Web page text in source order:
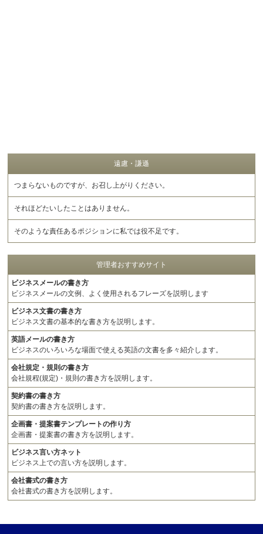
遠慮・謙遜
つまらないものですが、お召し上がりください。
それほどたいしたことはありません。
そのような責任あるポジションに私では役不足です。
管理者おすすめサイト
ビジネスメールの書き方
ビジネスメールの文例、よく使用されるフレーズを説明します
ビジネス文書の書き方
ビジネス文書の基本的な書き方を説明します。
英語メールの書き方
ビジネスのいろいろな場面で使える英語の文書を多々紹介します。
会社規定・規則の書き方
会社規程(規定)・規則の書き方を説明します。
契約書の書き方
契約書の書き方を説明します。
企画書・提案書テンプレートの作り方
企画書・提案書の書き方を説明します。
ビジネス言い方ネット
ビジネス上での言い方を説明します。
会社書式の書き方
会社書式の書き方を説明します。